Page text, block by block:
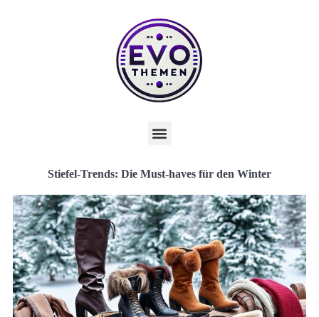
Stiefel-Trends: Die Must-haves für den Winter